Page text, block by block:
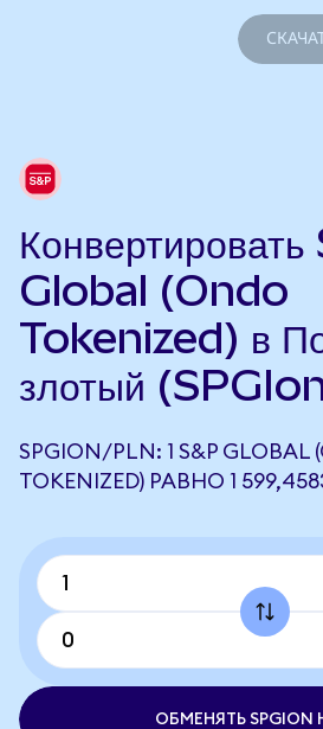
Global (Ondo
Tokenized) в
злотый
SPGION/PLN: 1 S&P GLOBAL
TOKENIZED) РАВНО 1
ОБМЕНЯТЬ SPGION